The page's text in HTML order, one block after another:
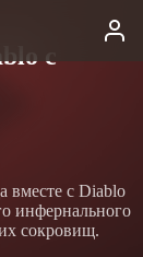
с
вместе с Diablo
инфернального
сокровищ.